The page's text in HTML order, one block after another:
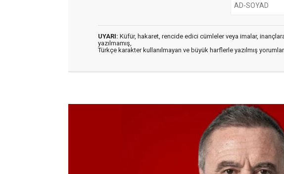
UYARI: Küfür, hakaret, rencide edici cümleler veya imalar,
yazılmamış,
Türkçe karakter kullanılmayan ve büyük harflerle yazılmış